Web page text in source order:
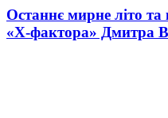
Останнє мирне літо та
«Х-фактора» Дмитра